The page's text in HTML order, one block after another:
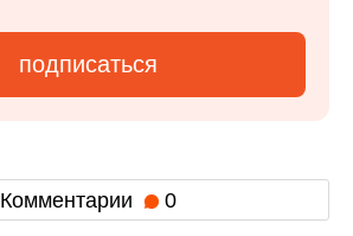
подписаться
Комментарии 0